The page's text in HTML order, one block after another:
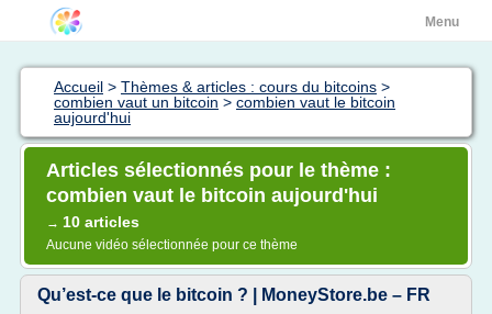
Menu
Accueil > Thèmes & articles : cours du bitcoins >
combien vaut un bitcoin > combien vaut le bitcoin
aujourd'hui
Articles sélectionnés pour le thème :
combien vaut le bitcoin aujourd'hui
→ 10 articles
Aucune vidéo sélectionnée pour ce thème
Qu’est-ce que le bitcoin ? | MoneyStore.be – FR